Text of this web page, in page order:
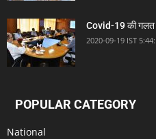
Covid-19 की गलत
2020-09-19 IST
POPULAR CATEGORY
National